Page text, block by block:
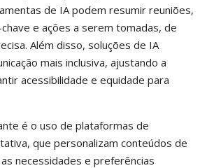
de IA podem resumir reuniões,
e ações a serem tomadas, de
Além disso, soluções de IA
mais inclusiva, ajustando a
acessibilidade e equidade para
é o uso de plataformas de
que personalizam conteúdos de
necessidades e preferências